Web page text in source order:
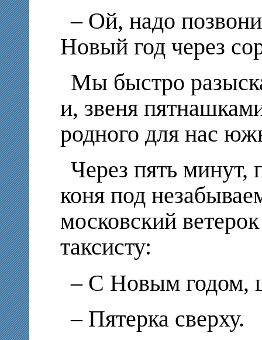
– Ой, надо
Новый год через
Мы быстро
и, звеня
родного для нас
Через пять минут,
коня под
московский
таксисту:
– С Новым
– Пятерка сверху.